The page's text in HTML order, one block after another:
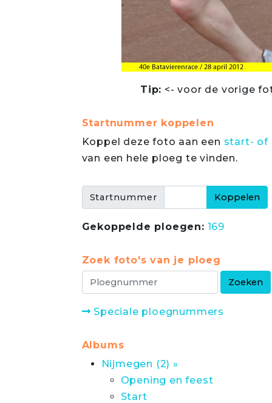
Tip: <- voor de vorige
Startnummer koppelen
Koppel deze foto aan een start- of
van een hele ploeg te vinden.
Startnummer
Gekoppelde ploegen: 169
Zoek foto's van je ploeg
Speciale ploegnummers
Albums
Nijmegen (2) »
Opening en feest
Start